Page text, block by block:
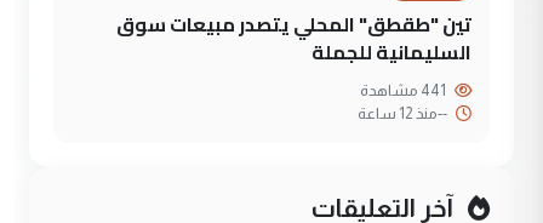
تين "طقطق" المحلي يتصدر مبيعات سوق
السليمانية للجملة
--منذ 12 ساعة
آخر التعليقات